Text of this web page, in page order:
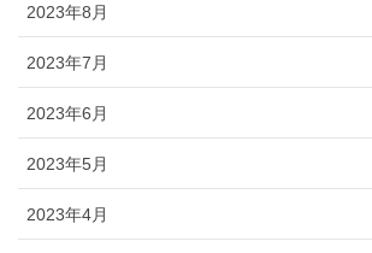
2023年8月
2023年7月
2023年6月
2023年5月
2023年4月